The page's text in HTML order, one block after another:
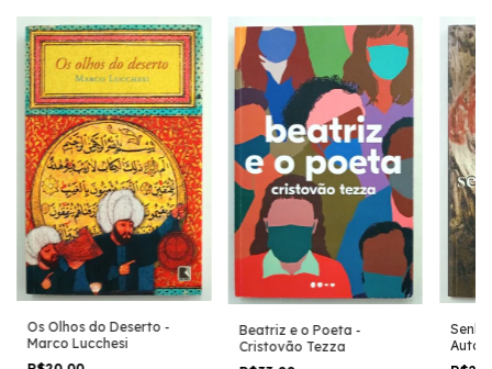
Os Olhos do Deserto -
Marco Lucchesi
Beatriz e o Poeta -
Cristovão Tezza
José